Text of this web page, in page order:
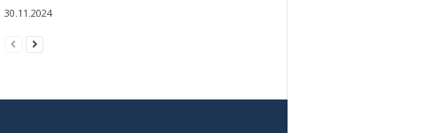
30.11.2024